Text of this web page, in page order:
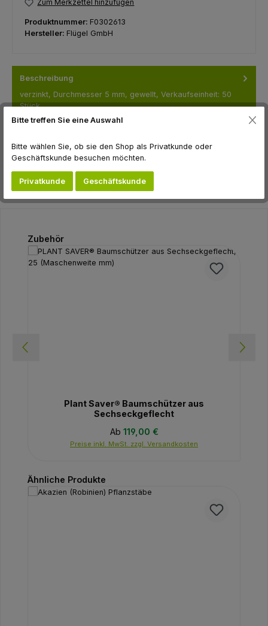
Zum Merkzettel hinzufügen
Produktnummer: F0302613
Hersteller: Flügel GmbH
Beschreibung
verzinkt, Durchmesser 5 mm, gewellt, Verkaufseinheit: 50
Stück
Bewertungen
Produktgalerie überspringen
Zubehör
Plant Saver® Baumschützer aus
Sechseckgeflecht
Regulärer Preis:
Ab 119,00 €
Preise inkl. MwSt. zzgl. Versandkosten
Produktgalerie überspringen
Ähnliche Produkte
Bitte treffen Sie eine Auswahl
Bitte wählen Sie, ob sie den Shop als Privatkunde oder
Geschäftskunde besuchen möchten.
Privatkunde Geschäftskunde